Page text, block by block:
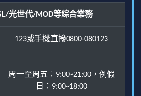
光世代/MOD等綜合業務
123或手機直撥0800-080123
周一至周五：9:00~21:00，例假
日：9:00~18:00